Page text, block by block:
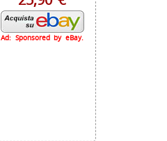
Ad: Sponsored by eBay.